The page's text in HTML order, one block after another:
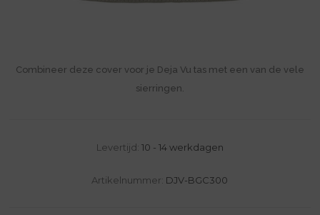
Combineer deze cover voor je Deja Vu tas met een van de vele
sierringen.
Levertijd: 10 - 14 werkdagen
Artikelnummer: DJV-BGC300